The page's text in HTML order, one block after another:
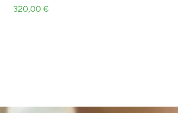
320,00 €